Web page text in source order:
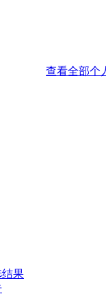
查看全部个
结果